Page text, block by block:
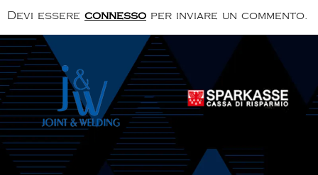
Devi essere connesso per inviare un commento.